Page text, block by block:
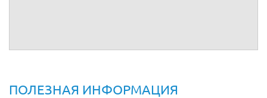
ПОЛЕЗНАЯ ИНФОРМАЦИЯ